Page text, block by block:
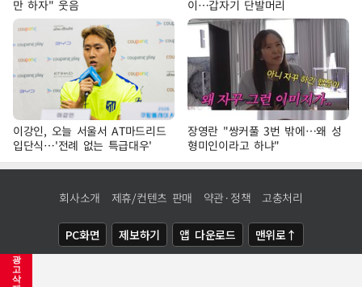
광
고
삭
만 하자" 웃음
이…갑자기 단발머리
이강인, 오늘 서울서 AT마드리드
입단식…'전례 없는 특급대우'
장영란 "쌍커풀 3번 밖에…왜 성
형미인이라고 하냐"
회사소개 제휴/컨텐츠 판매 약관·정책 고충처리
PC화면 제보하기 앱 다운로드 맨위로↑